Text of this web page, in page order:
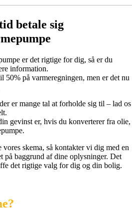
betale sig
er det rigtige for dig, så er du
information.
50% på varmeregningen, men er det nu
er mange tal at forholde sig til – lad os
gevinst er, hvis du konverterer fra olie,
skema, så kontakter vi dig med en
på baggrund af dine oplysninger. Det
det rigtige valg for dig og din bolig.